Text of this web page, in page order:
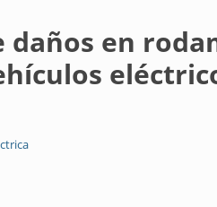
daños en